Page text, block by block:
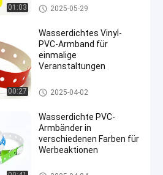
01:03 PVC-Armbänder
2025-05-29
00:27
Wasserdichtes Vinyl-
PVC-Armband für
einmalige
Veranstaltungen
PVC-Armbänder
2025-04-02
Wasserdichte PVC-
Armbänder in
verschiedenen Farben für
Werbeaktionen
PVC-Armbänder